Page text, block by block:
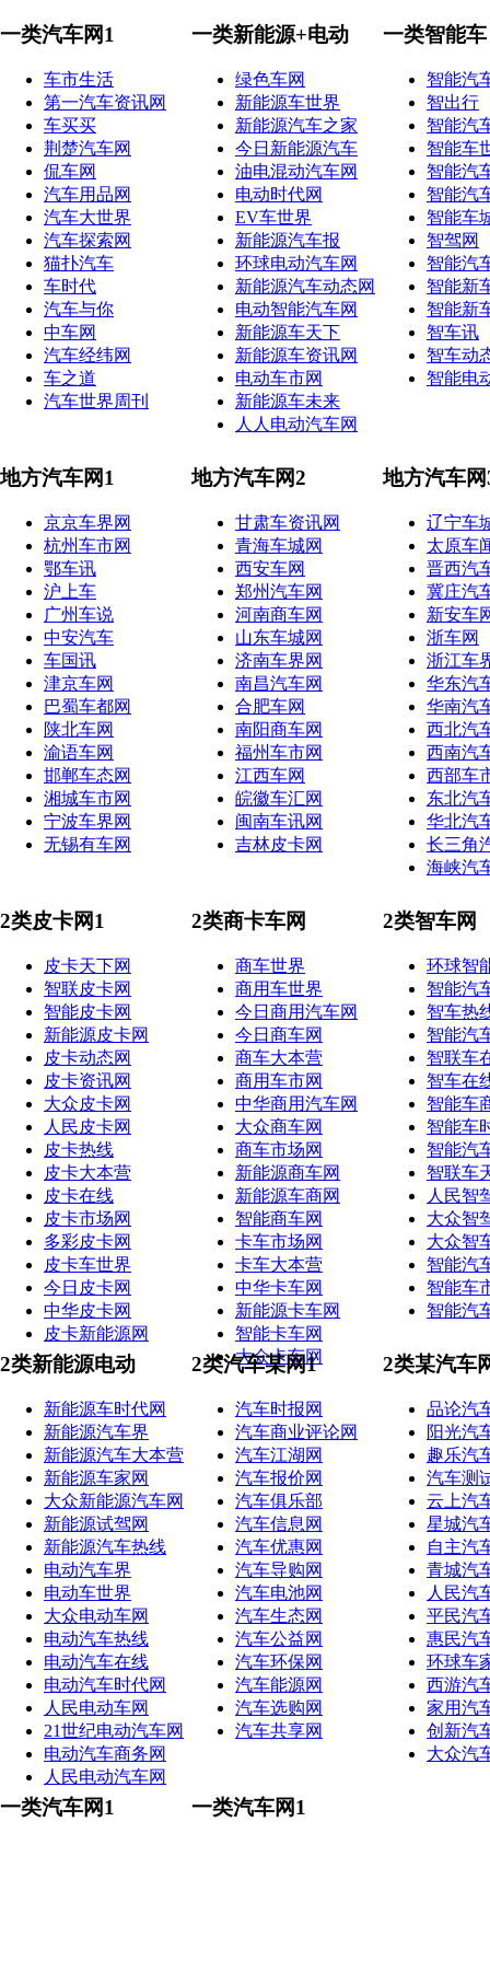
一类汽车网1
车市生活
第一汽车资讯网
车买买
荆楚汽车网
侃车网
汽车用品网
汽车大世界
汽车探索网
猫扑汽车
车时代
汽车与你
中车网
汽车经纬网
车之道
汽车世界周刊
一类新能源+电动
绿色车网
新能源车世界
新能源汽车之家
今日新能源汽车
油电混动汽车网
电动时代网
EV车世界
新能源汽车报
环球电动汽车网
新能源汽车动态网
电动智能汽车网
新能源车天下
新能源车资讯网
电动车市网
新能源车未来
人人电动汽车网
一类智能车
智能汽
智出行
智能汽
智能车
智能汽
智能汽
智能车
智驾网
智能汽
智能新
智能新
智车讯
智车动
智能电
地方汽车网1
京京车界网
杭州车市网
鄂车讯
沪上车
广州车说
中安汽车
车国讯
津京车网
巴蜀车都网
陕北车网
渝语车网
邯郸车态网
湘城车市网
宁波车界网
无锡有车网
地方汽车网2
甘肃车资讯网
青海车城网
西安车网
郑州汽车网
河南商车网
山东车城网
济南车界网
南昌汽车网
合肥车网
南阳商车网
福州车市网
江西车网
皖徽车汇网
闽南车讯网
吉林皮卡网
地方汽车网
辽宁车
太原车
晋西汽
冀庄汽
新安车
浙车网
浙江车
华东汽
华南汽
西北汽
西南汽
西部车
东北汽
华北汽
长三角
海峡汽
2类皮卡网1
皮卡天下网
智联皮卡网
智能皮卡网
新能源皮卡网
皮卡动态网
皮卡资讯网
大众皮卡网
人民皮卡网
皮卡热线
皮卡大本营
皮卡在线
皮卡市场网
多彩皮卡网
皮卡车世界
今日皮卡网
中华皮卡网
皮卡新能源网
2类商卡车网
商车世界
商用车世界
今日商用汽车网
今日商车网
商车大本营
商用车市网
中华商用汽车网
大众商车网
商车市场网
新能源商车网
新能源车商网
智能商车网
卡车市场网
卡车大本营
中华卡车网
新能源卡车网
智能卡车网
大众卡车网
2类智车网
环球智
智能汽
智车热
智能汽
智联车
智车在
智能车
智能车
智能汽
智联车
人民智
大众智
大众智
智能汽
智能车
智能汽
2类新能源电动
新能源车时代网
新能源汽车界
新能源汽车大本营
新能源车家网
大众新能源汽车网
新能源试驾网
新能源汽车热线
电动汽车界
电动车世界
大众电动车网
电动汽车热线
电动汽车在线
电动汽车时代网
人民电动车网
21世纪电动汽车网
电动汽车商务网
人民电动汽车网
2类汽车某网1
汽车时报网
汽车商业评论网
汽车江湖网
汽车报价网
汽车俱乐部
汽车信息网
汽车优惠网
汽车导购网
汽车电池网
汽车生态网
汽车公益网
汽车环保网
汽车能源网
汽车选购网
汽车共享网
2类某汽车
品论汽
阳光汽
趣乐汽
汽车测
云上汽
星城汽
自主汽
青城汽
人民汽
平民汽
惠民汽
环球车
西游汽
家用汽
创新汽
大众汽
一类汽车网1 一类汽车网1